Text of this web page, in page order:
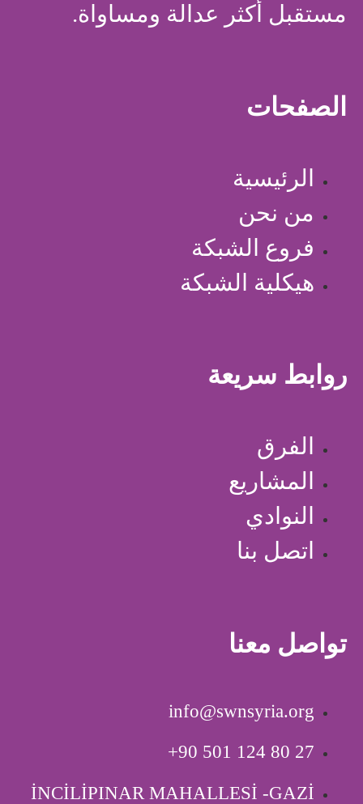
مستقبل أكثر عدالة ومساواة.
الصفحات
الرئيسية
من نحن
فروع الشبكة
هيكلية الشبكة
روابط سريعة
الفرق
المشاريع
النوادي
اتصل بنا
تواصل معنا
info@swnsyria.org
‎+90 501 124 80 27
İNCİLİPINAR MAHALLESİ -GAZİ